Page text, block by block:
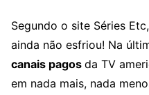
Segundo o site Séries
ainda não esfriou! Na
canais pagos da TV
em nada mais, nada